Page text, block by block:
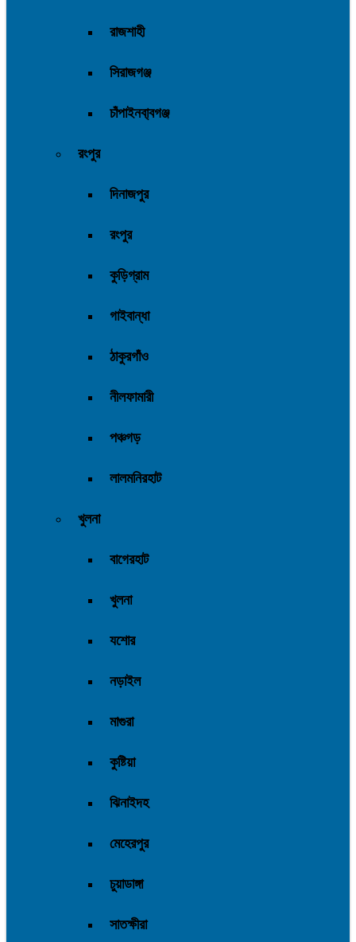
রাজশাহী
সিরাজগঞ্জ
চাঁপাইনবা্বগঞ্জ
রংপুর
দিনাজপুর
রংপুর
কুড়িগ্রাম
গাইবান্ধা
ঠাকুরগাঁও
নীলফামারী
পঞ্চগড়
লালমনিরহাট
খুলনা
বাগেরহাট
খুলনা
যশোর
নড়াইল
মাগুরা
কুষ্টিয়া
ঝিনাইদহ
মেহেরপুর
চুয়াডাঙ্গা
সাতক্ষীরা